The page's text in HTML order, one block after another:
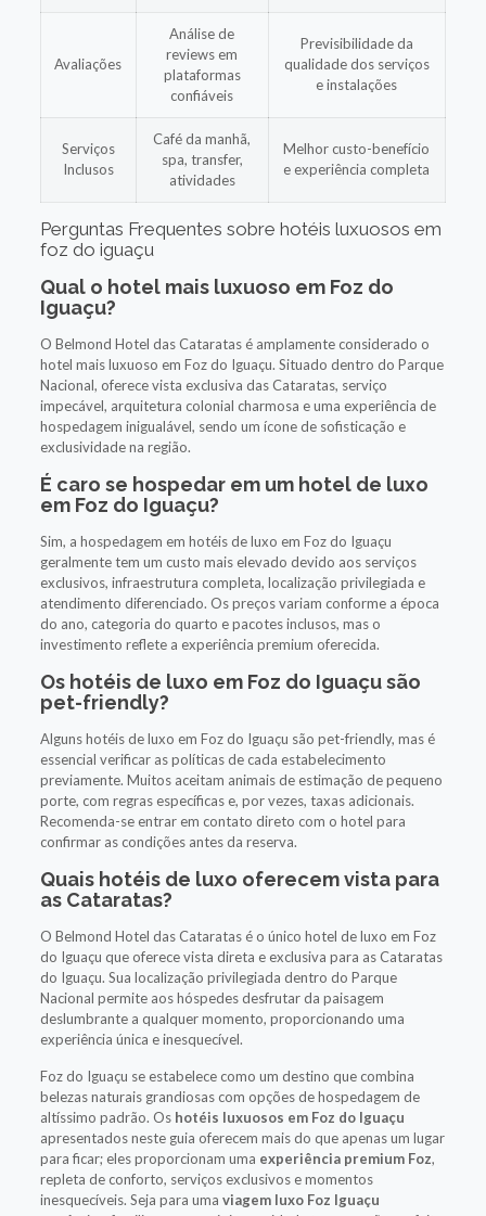
Avaliações
Análise de
reviews em
plataformas
confiáveis
Previsibilidade da
qualidade dos serviços
e instalações
Serviços
Inclusos
Café da manhã,
spa, transfer,
atividades
Melhor custo-benefício
e experiência completa
Perguntas Frequentes sobre hotéis luxuosos em
foz do iguaçu
Qual o hotel mais luxuoso em Foz do
Iguaçu?
O Belmond Hotel das Cataratas é amplamente considerado o
hotel mais luxuoso em Foz do Iguaçu. Situado dentro do Parque
Nacional, oferece vista exclusiva das Cataratas, serviço
impecável, arquitetura colonial charmosa e uma experiência de
hospedagem inigualável, sendo um ícone de sofisticação e
exclusividade na região.
É caro se hospedar em um hotel de luxo
em Foz do Iguaçu?
Sim, a hospedagem em hotéis de luxo em Foz do Iguaçu
geralmente tem um custo mais elevado devido aos serviços
exclusivos, infraestrutura completa, localização privilegiada e
atendimento diferenciado. Os preços variam conforme a época
do ano, categoria do quarto e pacotes inclusos, mas o
investimento reflete a experiência premium oferecida.
Os hotéis de luxo em Foz do Iguaçu são
pet-friendly?
Alguns hotéis de luxo em Foz do Iguaçu são pet-friendly, mas é
essencial verificar as políticas de cada estabelecimento
previamente. Muitos aceitam animais de estimação de pequeno
porte, com regras específicas e, por vezes, taxas adicionais.
Recomenda-se entrar em contato direto com o hotel para
confirmar as condições antes da reserva.
Quais hotéis de luxo oferecem vista para
as Cataratas?
O Belmond Hotel das Cataratas é o único hotel de luxo em Foz
do Iguaçu que oferece vista direta e exclusiva para as Cataratas
do Iguaçu. Sua localização privilegiada dentro do Parque
Nacional permite aos hóspedes desfrutar da paisagem
deslumbrante a qualquer momento, proporcionando uma
experiência única e inesquecível.
Foz do Iguaçu se estabelece como um destino que combina
belezas naturais grandiosas com opções de hospedagem de
altíssimo padrão. Os hotéis luxuosos em Foz do Iguaçu
apresentados neste guia oferecem mais do que apenas um lugar
para ficar; eles proporcionam uma experiência premium Foz,
repleta de conforto, serviços exclusivos e momentos
inesquecíveis. Seja para uma viagem luxo Foz Iguaçu